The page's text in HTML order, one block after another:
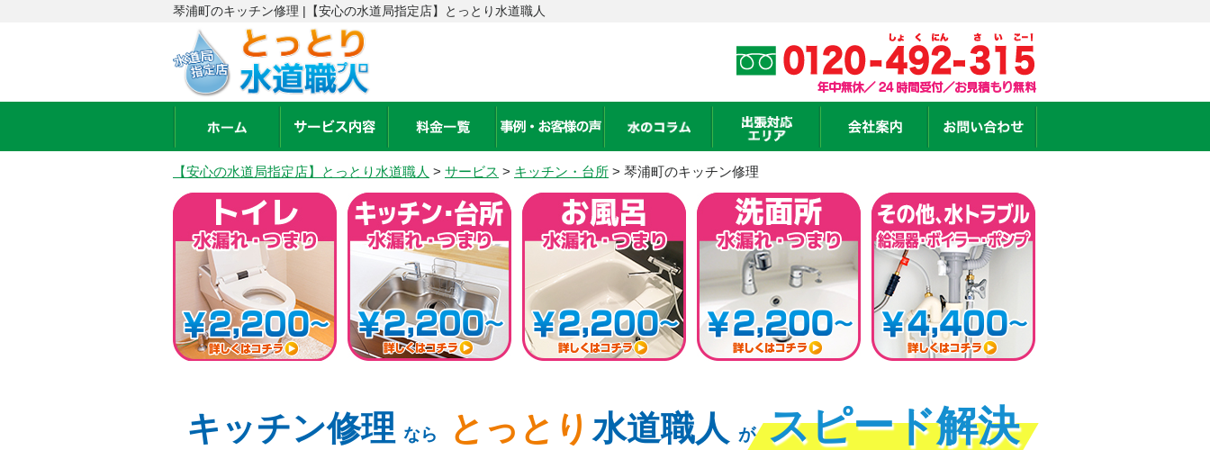
琴浦町のキッチン修理 |【安心の水道局指定店】とっとり水道職人
【安心の水道局指定店】とっとり水道職人 > サービス > キッチン・台所 > 琴浦町のキッチン修理
キッチン修理 なら とっとり 水道職人 が スピード解決